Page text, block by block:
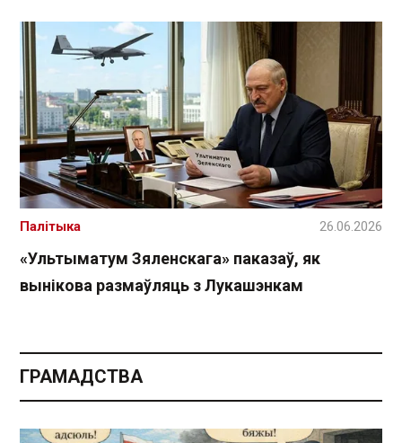
«Ультыматум Зяленскага» паказаў, як
вынікова размаўляць з Лукашэнкам
Палітыка 26.06.2026
ГРАМАДСТВА